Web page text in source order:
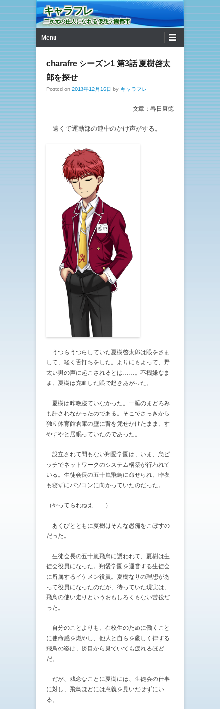
キャラフレ
二次元の住人になれる仮想学園都市
Menu
charafre シーズン1 第3話 夏樹啓太
郎を探せ
Posted on 2013年12月16日 by キャラフレ
文章：春日康徳
遠くで運動部の連中のかけ声がする。
うつらうつらしていた夏樹啓太郎は眼をさま
して、軽く舌打ちをした。よりにもよって、野
太い男の声に起こされるとは……。不機嫌なま
ま、夏樹は充血した眼で起きあがった。
夏樹は昨晩寝ていなかった。一睡のまどろみ
も許されなかったのである。そこでさっきから
独り体育館倉庫の壁に背を凭せかけたまま、す
やすやと居眠っていたのであった。
設立されて間もない翔愛学園は、いま、急ピ
ッチでネットワークのシステム構築が行われて
いる。生徒会長の五十嵐飛鳥に命ぜられ、昨夜
も寝ずにパソコンに向かっていたのだった。
（やってられねえ……）
あくびとともに夏樹はそんな愚痴をこぼすの
だった。
生徒会長の五十嵐飛鳥に誘われて、夏樹は生
徒会役員になった。翔愛学園を運営する生徒会
に所属するイケメン役員。夏樹なりの理想があ
って役員になったのだが、待っていた現実は、
飛鳥の使い走りというおもしろくもない苦役だ
った。
自分のことよりも、在校生のために働くこと
に使命感を燃やし、他人と自らを厳しく律する
飛鳥の姿は、傍目から見ていても疲れるほど
だ。
だが、残念なことに夏樹には、生徒会の仕事
に対し、飛鳥ほどには意義を見いだせずにい
る。